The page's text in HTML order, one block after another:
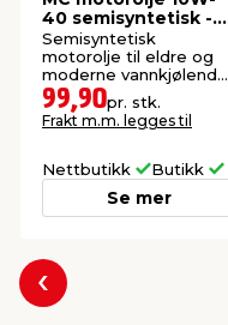
40 semisyntetisk -
Autozone
Semisyntetisk
motorolje til eldre og
moderne vannkjølende
4T Touring motorsykler
med våtkobling.
99,90pr. stk.
Frakt m.m. legges til
Nettbutikk Butikk
Se mer
Forrige